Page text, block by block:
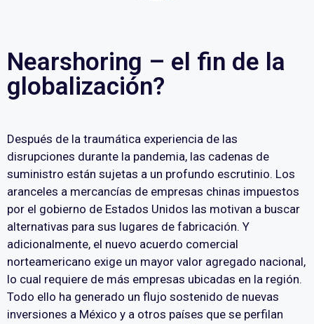
Nearshoring – el fin de la
globalización?
Después de la traumática experiencia de las
disrupciones durante la pandemia, las cadenas de
suministro están sujetas a un profundo escrutinio. Los
aranceles a mercancías de empresas chinas impuestos
por el gobierno de Estados Unidos las motivan a buscar
alternativas para sus lugares de fabricación. Y
adicionalmente, el nuevo acuerdo comercial
norteamericano exige un mayor valor agregado nacional,
lo cual requiere de más empresas ubicadas en la región.
Todo ello ha generado un flujo sostenido de nuevas
inversiones a México y a otros países que se perfilan